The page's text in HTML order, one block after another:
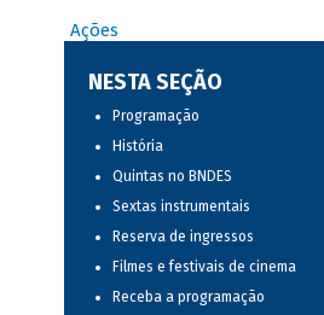
Ações
NESTA SEÇÃO
Programação
História
Quintas no BNDES
Sextas instrumentais
Reserva de ingressos
Filmes e festivais de cinema
Receba a programação